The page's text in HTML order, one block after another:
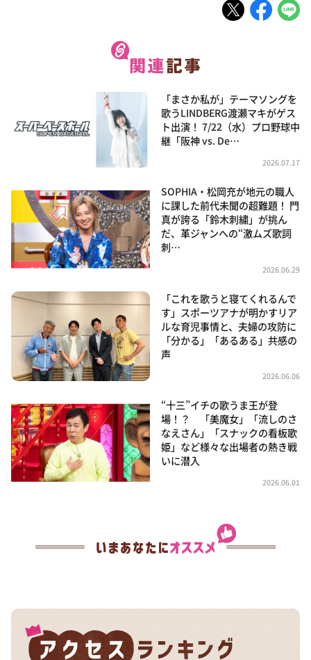
「まさか私が」テーマソングを
歌うLINDBERG渡瀬マキがゲス
ト出演！ 7/22（水）プロ野球中
継「阪神 vs. De…
2026.07.17
SOPHIA・松岡充が地元の職人
に課した前代未聞の超難題！ 門
真が誇る「鈴木刺繍」が挑ん
だ、革ジャンへの“激ムズ歌詞
刺…
2026.06.29
「これを歌うと寝てくれるんで
す」スポーツアナが明かすリア
ルな育児事情と、夫婦の攻防に
「分かる」「あるある」共感の
声
2026.06.06
“十三”イチの歌うま王が登
場！？ 「美魔女」「流しのさ
なえさん」「スナックの看板歌
姫」など様々な出場者の熱き戦
いに潜入
2026.06.01